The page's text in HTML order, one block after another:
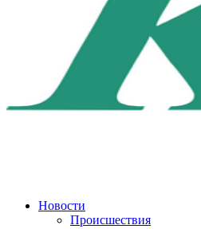
Новости
Происшествия